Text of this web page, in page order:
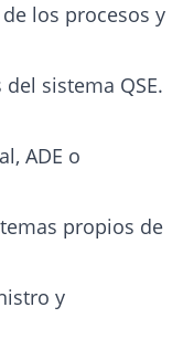
los procesos y
sistema QSE.
ADE o
propios de
y